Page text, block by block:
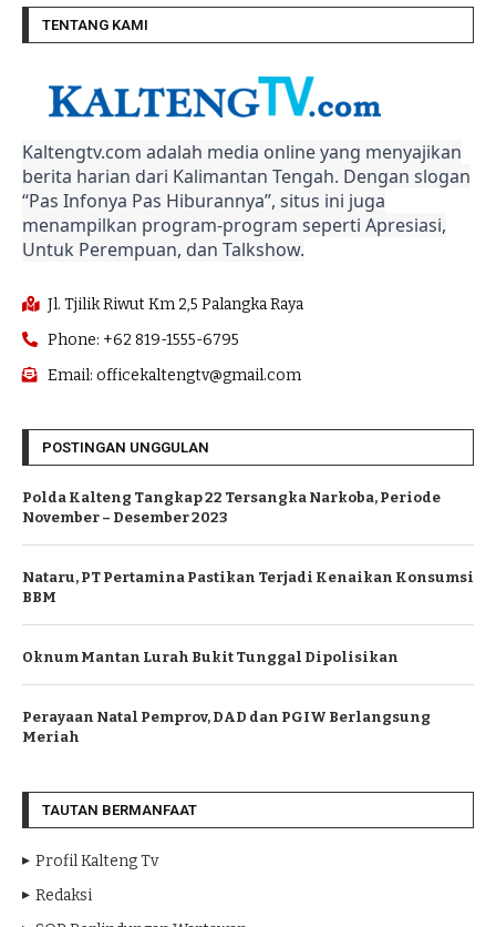
TENTANG KAMI
Kaltengtv.com adalah media online yang menyajikan
berita harian dari Kalimantan Tengah. Dengan slogan
“Pas Infonya Pas Hiburannya”, situs ini juga
menampilkan program-program seperti Apresiasi,
Untuk Perempuan, dan Talkshow.
Jl. Tjilik Riwut Km 2,5 Palangka Raya
Phone: +62 819-1555-6795
Email: officekaltengtv@gmail.com
POSTINGAN UNGGULAN
Polda Kalteng Tangkap 22 Tersangka Narkoba, Periode
November – Desember 2023
Nataru, PT Pertamina Pastikan Terjadi Kenaikan Konsumsi
BBM
Oknum Mantan Lurah Bukit Tunggal Dipolisikan
Perayaan Natal Pemprov, DAD dan PGIW Berlangsung
Meriah
TAUTAN BERMANFAAT
Profil Kalteng Tv
Redaksi